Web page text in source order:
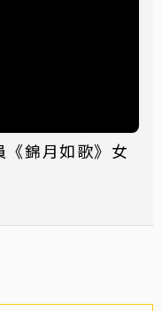
錦月如歌》女